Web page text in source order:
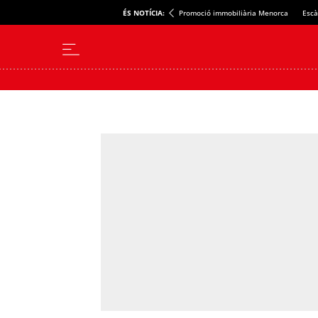
ÉS NOTÍCIA: Promoció immobiliària Menorca